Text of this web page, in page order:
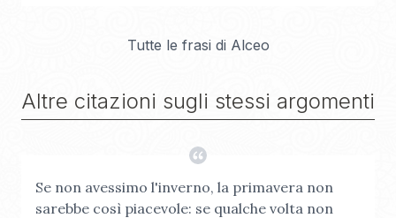
Tutte le frasi di Alceo
Altre citazioni sugli stessi argomenti
Se non avessimo l'inverno, la primavera non
sarebbe così piacevole: se qualche volta non